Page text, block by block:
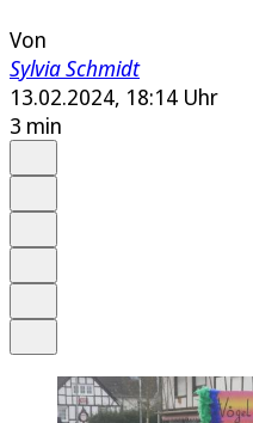
Von
Sylvia Schmidt
13.02.2024, 18:14 Uhr
3 min